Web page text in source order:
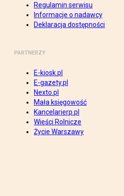
Regulamin serwisu
Informacje o nadawcy
Deklaracja dostępności
PARTNERZY
E-kiosk.pl
E-gazety.pl
Nexto.pl
Mała księgowość
Kancelarierp.pl
Wieści Rolnicze
Życie Warszawy